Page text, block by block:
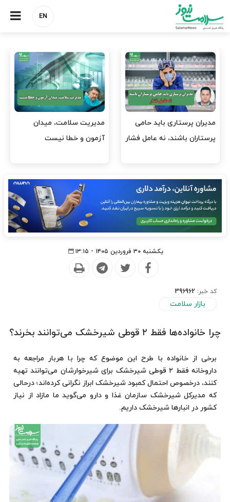
EN
وقت وزیر بهداشت باید صرف
افتتاح پروژه‌ها شود؟
واردات دارو و کالاهای اساسی
باید در اولویت تخصیص ارز
یکشنبه ۳۰ فروردین ۱۴۰۵ - ۱۳:۱۵
کد خبر: 396962
بازار سلامت
چرا خانواده‌ها فقط ۲ قوطی شیرخشک می‌توانند بخرند؟
برخی از خانواده با طرح این موضوع که چرا با هربار مراجعه به
داروخانه فقط ۲ قوطی شیرخشک برای شیرخوارشان می‌توانند تهیه
کنند، درخصوص احتمال کمبود شیرخشک ابراز نگرانی کرده‌اند؛ درحالی
که مدیرکل شیرخشک سازمان غذا و دارو می‌گوید ما مازاد از نیاز
کشور در انبارها شیرخشک داریم.